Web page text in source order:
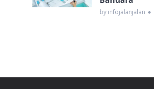
by infojalanjalan ●